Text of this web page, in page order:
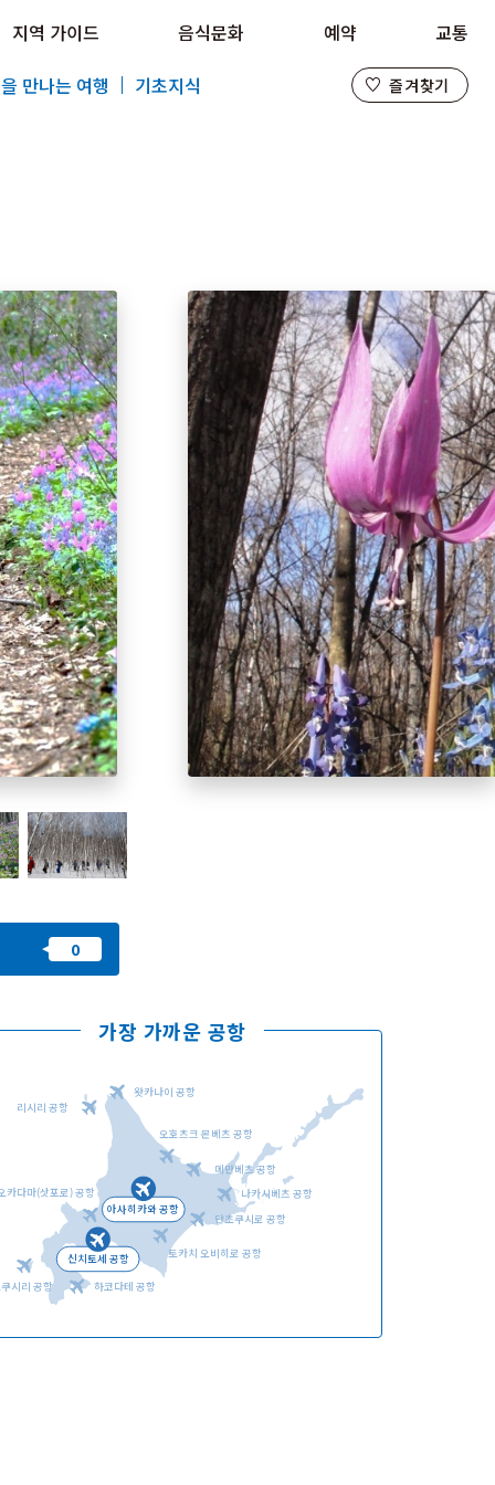
즐겨찾기
지역 가이드 음식문화 예약
교통
만나는 여행 기초지식 즐겨찾기
즐겨찾기
YouTu
be
언어선택
가장 가까운 공항
신치토세 공항
카다마(삿포로) 공항
하코다테 공항
시리 공항
아사히카와 공항
왓카나이 공항
리시리 공항
오호츠크 몬베츠 공항
메만베츠 공항
나카시베츠 공항
단초쿠시로 공항
토카치 오비히로 공항